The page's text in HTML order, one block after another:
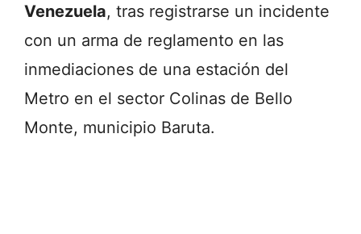
Venezuela, tras registrarse un incidente
con un arma de reglamento en las
inmediaciones de una estación del
Metro en el sector Colinas de Bello
Monte, municipio Baruta.